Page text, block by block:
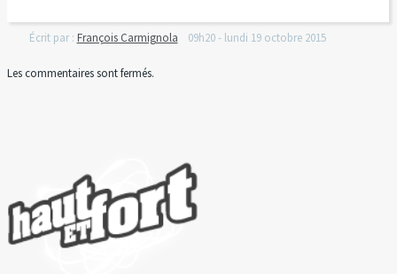
Écrit par : François Carmignola 09h20- lundi 19 octobre 2015
Les commentaires sont fermés.